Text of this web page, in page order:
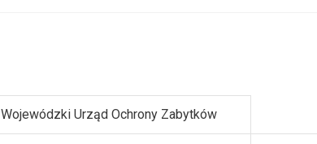
Wojewódzki Urząd Ochrony Zabytków